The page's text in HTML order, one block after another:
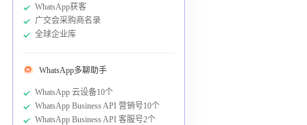
WhatsApp获客
广交会采购商名录
全球企业库
WhatsApp多聊助手
WhatsApp 云设备10个
WhatsApp Business API 营销号10个
WhatsApp Business API 客服号2个